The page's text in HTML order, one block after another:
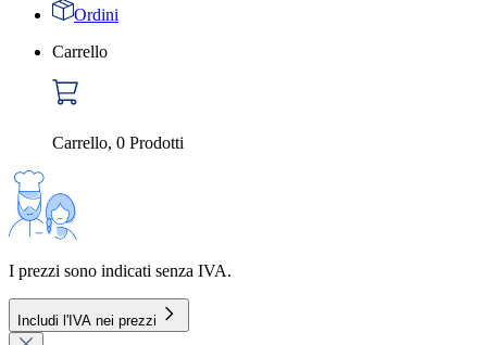
Ordini
Carrello
Carrello, 0 Prodotti
I prezzi sono indicati senza IVA.
Includi l'IVA nei prezzi